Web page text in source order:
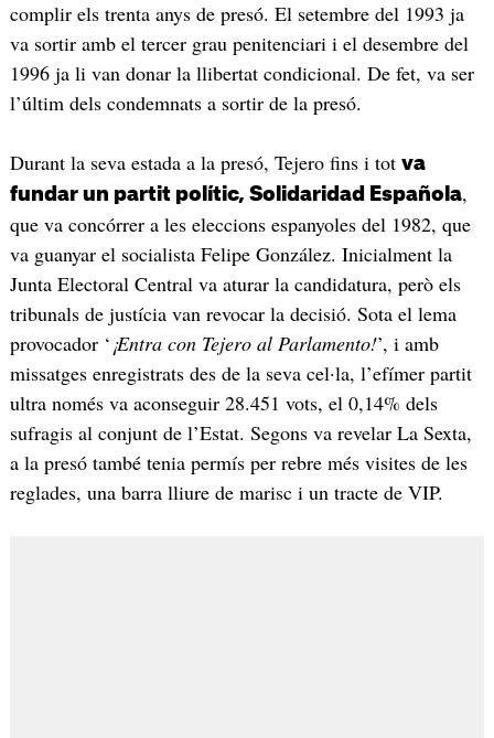
complir els trenta anys de presó. El setembre del 1993 ja
va sortir amb el tercer grau penitenciari i el desembre del
1996 ja li van donar la llibertat condicional. De fet, va ser
l’últim dels condemnats a sortir de la presó.
Durant la seva estada a la presó, Tejero fins i tot va
fundar un partit polític, Solidaridad Española,
que va concórrer a les eleccions espanyoles del 1982, que
va guanyar el socialista Felipe González. Inicialment la
Junta Electoral Central va aturar la candidatura, però els
tribunals de justícia van revocar la decisió. Sota el lema
provocador ‘ ¡Entra con Tejero al Parlamento!’, i amb
missatges enregistrats des de la seva cel·la, l’efímer partit
ultra només va aconseguir 28.451 vots, el 0,14% dels
sufragis al conjunt de l’Estat. Segons va revelar La Sexta,
a la presó també tenia permís per rebre més visites de les
reglades, una barra lliure de marisc i un tracte de VIP.